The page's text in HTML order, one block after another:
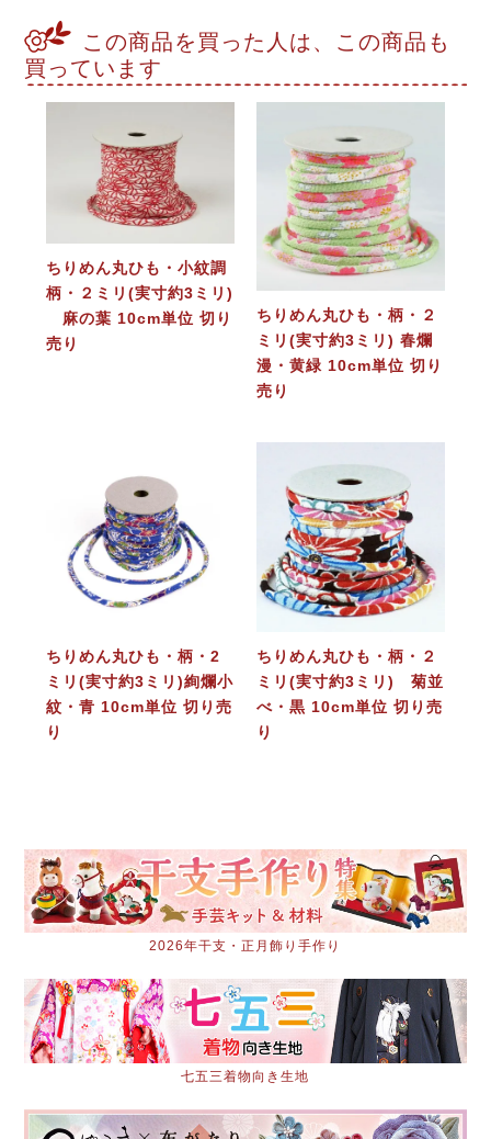
この商品を買った人は、この商品も
買っています
ちりめん丸ひも・小紋調
柄・２ミリ(実寸約3ミリ)
麻の葉 10cm単位 切り
売り
ちりめん丸ひも・柄・２
ミリ(実寸約3ミリ) 春爛
漫・黄緑 10cm単位 切り
売り
ちりめん丸ひも・柄・2
ミリ(実寸約3ミリ)絢爛小
紋・青 10cm単位 切り売
り
ちりめん丸ひも・柄・２
ミリ(実寸約3ミリ) 菊並
べ・黒 10cm単位 切り売
り
2026年干支・正月飾り手作り
七五三着物向き生地